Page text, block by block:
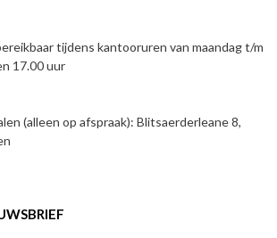
tijdens kantooruren van maandag t/m
17.00 uur
(alleen op afspraak): Blitsaerderleane 8,